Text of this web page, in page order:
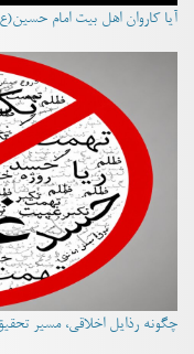
آیا کاروان اهل بیت امام
چگونه رذایل اخلاقی، مسیر